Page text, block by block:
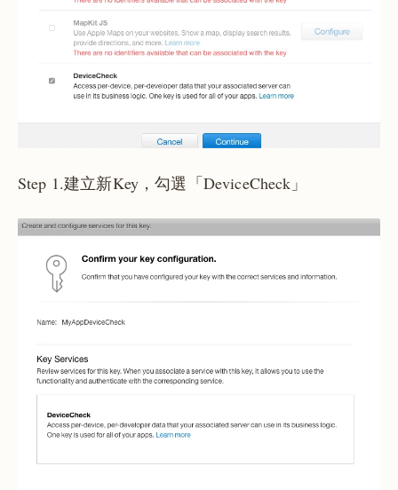
Step 1.建立新Key，勾選「DeviceCheck」